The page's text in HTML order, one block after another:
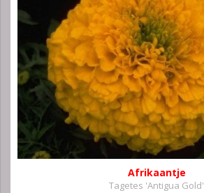
Afrikaantje
Tagetes 'Antigua Gold'